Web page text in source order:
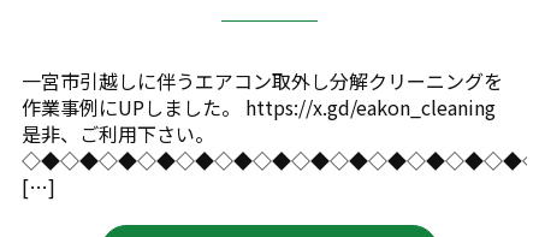
一宮市引越しに伴うエアコン取外し分解クリーニングを
作業事例にUPしました。 https://x.gd/eakon_cleaning
是非、ご利用下さい。
[…]